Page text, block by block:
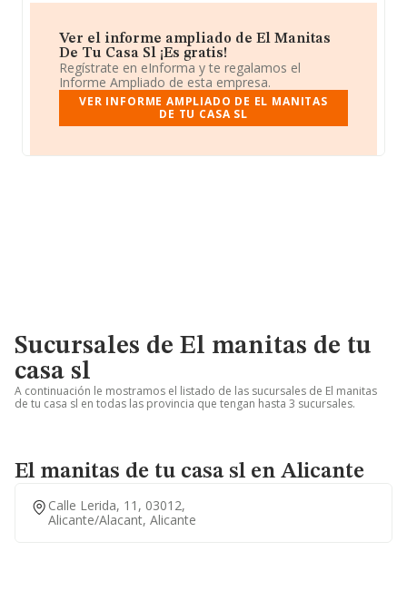
Ver el informe ampliado de El Manitas
De Tu Casa Sl ¡Es gratis!
Regístrate en eInforma y te regalamos el
Informe Ampliado de esta empresa.
VER INFORME AMPLIADO DE EL MANITAS
DE TU CASA SL
Sucursales de El manitas de tu
casa sl
A continuación le mostramos el listado de las sucursales de El manitas
de tu casa sl en todas las provincia que tengan hasta 3 sucursales.
El manitas de tu casa sl en Alicante
Calle Lerida, 11, 03012,
Alicante/alacant, Alicante